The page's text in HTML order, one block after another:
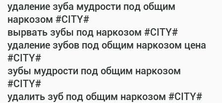
удаление зуба мудрости под общим
наркозом #CITY#
вырвать зубы под наркозом #CITY#
удаление зубов под общим наркозом цена
#CITY#
зубы мудрости под общим наркозом
#CITY#
удалить зуб под общим наркозом #CITY#